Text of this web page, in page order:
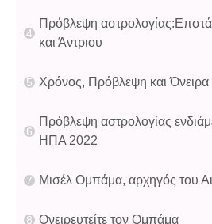
Πρόβλεψη
και Άντριου
Χρόνος, Πρόβλεψη και Όνειρα
Πρόβλεψη αστρολογίας
ΗΠΑ 2022
Μισέλ Ομπάμα, αρχηγός του
Ονειρευτείτε τον Ομπάμα